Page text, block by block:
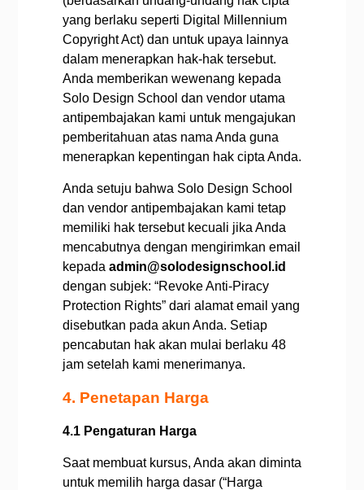
yang berlaku seperti Digital Millennium
Copyright Act) dan untuk upaya lainnya
dalam menerapkan hak-hak tersebut.
Anda memberikan wewenang kepada
Solo Design School dan vendor utama
antipembajakan kami untuk mengajukan
pemberitahuan atas nama Anda guna
menerapkan kepentingan hak cipta Anda.
Anda setuju bahwa Solo Design School
dan vendor antipembajakan kami tetap
memiliki hak tersebut kecuali jika Anda
mencabutnya dengan mengirimkan email
kepada admin@solodesignschool.id
dengan subjek: “Revoke Anti-Piracy
Protection Rights” dari alamat email yang
disebutkan pada akun Anda. Setiap
pencabutan hak akan mulai berlaku 48
jam setelah kami menerimanya.
4. Penetapan Harga
4.1 Pengaturan Harga
Saat membuat kursus, Anda akan diminta
untuk memilih harga dasar (“Harga